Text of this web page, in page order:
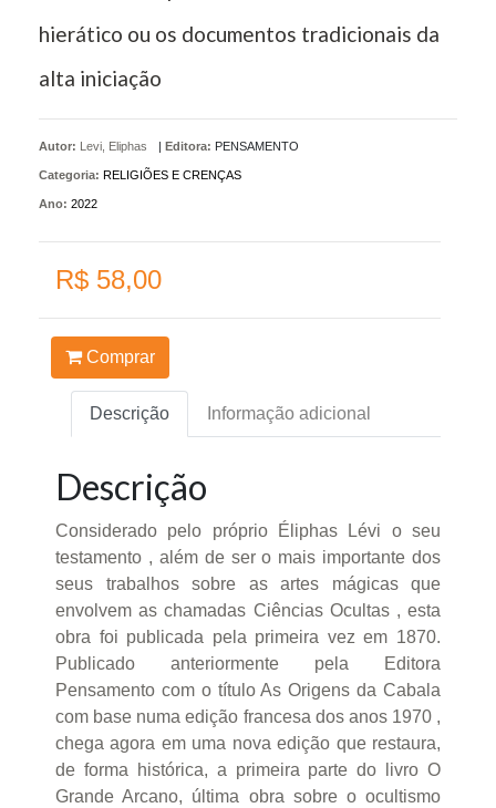
hierático ou os documentos tradicionais da
alta iniciação
Autor: Levi, Eliphas | Editora: PENSAMENTO
Categoria: RELIGIÕES E CRENÇAS
Ano: 2022
R$ 58,00
Comprar
Descrição Informação adicional
Descrição
Considerado pelo próprio Éliphas Lévi o seu
testamento , além de ser o mais importante dos
seus trabalhos sobre as artes mágicas que
envolvem as chamadas Ciências Ocultas , esta
obra foi publicada pela primeira vez em 1870.
Publicado anteriormente pela Editora
Pensamento com o título As Origens da Cabala
com base numa edição francesa dos anos 1970 ,
chega agora em uma nova edição que restaura,
de forma histórica, a primeira parte do livro O
Grande Arcano, última obra sobre o ocultismo